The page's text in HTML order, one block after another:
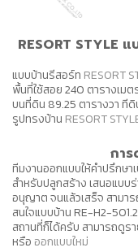
RESORT STYLE
แบบบ้านรีสอร์ท RESORT
พื้นที่ใช้สอย 240 ตารางเม
บนที่ดิน 89.25 ตารางวา ทีดิ
รูปทรงบ้าน RESORT
การ
ทีมงานออกแบบให้คำปรึกษ
สำหรับปลูกสร้าง เสนอแบบ
อนุญาต จนแล้วเสร็จ สามา
สนใจแบบบ้าน RE-H2-
สถานที่ก็ได้ครับ สามารถดูร
หรือ ออกแบบใหม่